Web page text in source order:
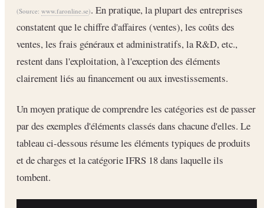
(Source: www.faronline.se). En pratique, la plupart des entreprises
constatent que le chiffre d'affaires (ventes), les coûts des
ventes, les frais généraux et administratifs, la R&D, etc.,
restent dans l'exploitation, à l'exception des éléments
clairement liés au financement ou aux investissements.
Un moyen pratique de comprendre les catégories est de passer
par des exemples d'éléments classés dans chacune d'elles. Le
tableau ci-dessous résume les éléments typiques de produits
et de charges et la catégorie IFRS 18 dans laquelle ils
tombent.